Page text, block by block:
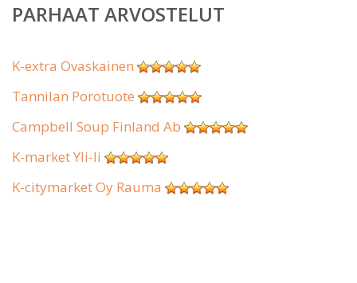
PARHAAT ARVOSTELUT
K-extra Ovaskainen
Tannilan Porotuote
Campbell Soup Finland Ab
K-market Yli-Ii
K-citymarket Oy Rauma